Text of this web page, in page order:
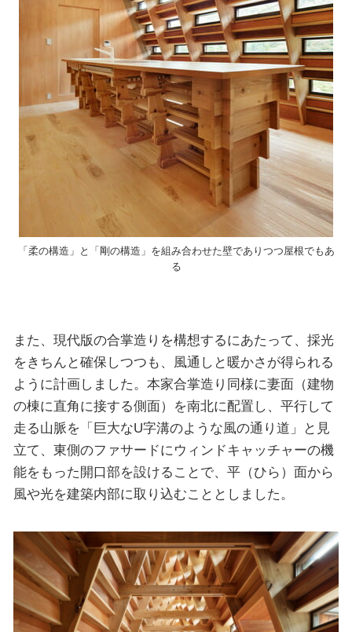
「柔の構造」と「剛の構造」を組み合わせた壁でありつつ屋根でもあ
る
また、現代版の合掌造りを構想するにあたって、採光
をきちんと確保しつつも、風通しと暖かさが得られる
ように計画しました。本家合掌造り同様に妻面（建物
の棟に直角に接する側面）を南北に配置し、平行して
走る山脈を「巨大なU字溝のような風の通り道」と見
立て、東側のファサードにウィンドキャッチャーの機
能をもった開口部を設けることで、平（ひら）面から
風や光を建築内部に取り込むこととしました。